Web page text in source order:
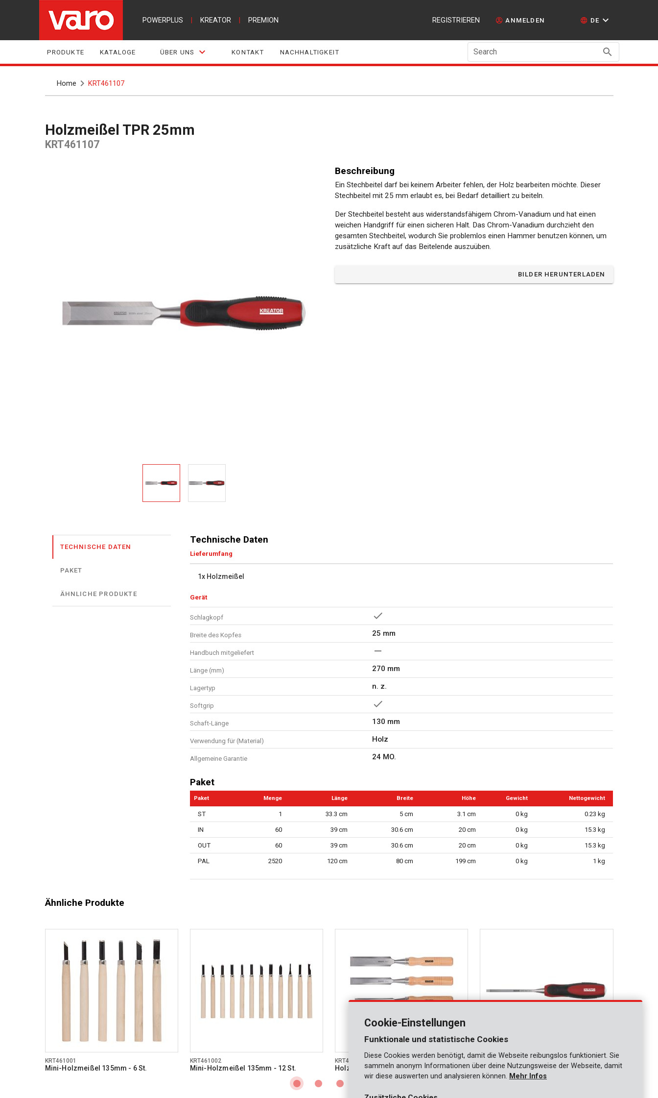
POWERPLUS KREATOR PREMION REGISTRIEREN ANMELDEN DE
PRODUKTE KATALOGE ÜBER UNS KONTAKT NACHHALTIGKEIT Search
Home KRT461107
Holzmeißel TPR 25mm
KRT461107
Beschreibung
Ein Stechbeitel darf bei keinem Arbeiter fehlen, der Holz bearbeiten möchte. Dieser
Stechbeitel mit 25 mm erlaubt es, bei Bedarf detailliert zu beiteln.
Der Stechbeitel besteht aus widerstandsfähigem Chrom-Vanadium und hat einen
weichen Handgriff für einen sicheren Halt. Das Chrom-Vanadium durchzieht den
gesamten Stechbeitel, wodurch Sie problemlos einen Hammer benutzen können, um
zusätzliche Kraft auf das Beitelende auszuüben.
BILDER HERUNTERLADEN
TECHNISCHE DATEN
PAKET
ÄHNLICHE PRODUKTE
Technische Daten
Lieferumfang
1x Holzmeißel
Gerät
Schlagkopf
Breite des Kopfes 25 mm
Handbuch mitgeliefert
Länge (mm) 270 mm
Lagertyp n. z.
Softgrip
Schaft-Länge 130 mm
Verwendung für (Material) Holz
Allgemeine Garantie 24 MO.
Paket
Paket Menge Länge Breite Höhe Gewicht Nettogewicht
ST 1 33.3 cm 5 cm 3.1 cm 0 kg 0.23 kg
IN 60 39 cm 30.6 cm 20 cm 0 kg 15.3 kg
OUT 60 39 cm 30.6 cm 20 cm 0 kg 15.3 kg
PAL 2520 120 cm 80 cm 199 cm 0 kg 1 kg
Ähnliche Produkte
KRT461001
Mini-Holzmeißel 135mm - 6 St.
KRT461002
Mini-Holzmeißel 135mm - 12 St.
KRT461003
Holzmeißel 6, 12, 18, 24mm - 4 St. Holzmeißel TPR 6mm
Cookie-Einstellungen
Funktionale und statistische Cookies
Diese Cookies werden benötigt, damit die Webseite reibungslos funktioniert. Sie
sammeln anonym Informationen über deine Nutzungsweise der Webseite, damit
wir diese auswerten und analysieren können. Mehr Infos